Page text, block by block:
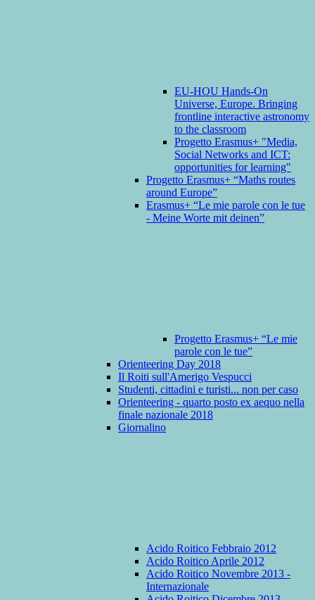
EU-HOU Hands-On
Universe, Europe. Bringing
frontline interactive astronomy
to the classroom
Progetto Erasmus+ "Media,
Social Networks and ICT:
opportunities for learning"
Progetto Erasmus+ “Maths routes
around Europe”
Erasmus+ “Le mie parole con le tue
- Meine Worte mit deinen”
Progetto Erasmus+ “Le mie
parole con le tue”
Orienteering Day 2018
Il Roiti sull'Amerigo Vespucci
Studenti, cittadini e turisti... non per caso
Orienteering - quarto posto ex aequo nella
finale nazionale 2018
Giornalino
Acido Roitico Febbraio 2012
Acido Roitico Aprile 2012
Acido Roitico Novembre 2013 -
Internazionale